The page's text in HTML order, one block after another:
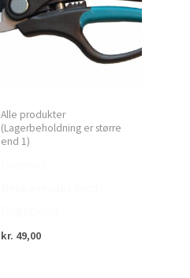
Alle produkter
(Lagerbeholdning er større
end 1)
kr. 49,00